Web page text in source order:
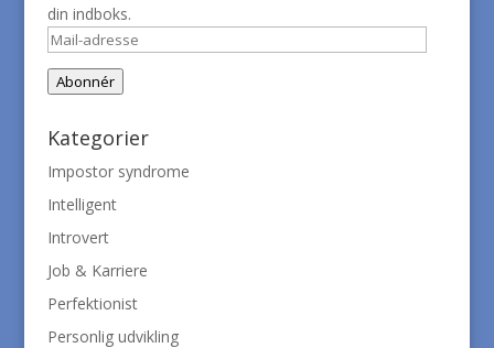
din indboks.
Mail-
adresse
Abonnér
Kategorier
Impostor syndrome
Intelligent
Introvert
Job & Karriere
Perfektionist
Personlig udvikling